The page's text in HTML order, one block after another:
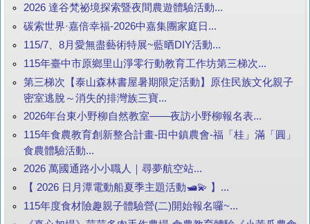
2026 達谷梵祕境探索暨夜間農遊體驗活動...
碳索世界·嘉倍幸福-2026中嘉集團家庭日...
115/7、8月愛無盡藝術特展~藍晒DIY活動...
115年臺中市原鄉里山淨零行動教育工作坊第三梯次...
第三梯次【泰山森林書屋暑期限定活動】原住民族文化親子
密室逃脫～消失的排灣族三寶...
2026年台東小野柳自然教室——夜訪小野柳報名表...
115年食農教育創新整合計畫-田中鎮農會-福「桂」滿「圓」
食農體驗活動...
2026 萬國通路小小職人｜尋夢航空站...
【 2026 日月潭電動船夏季主題活動🛥️💫 】...
115年度食材險趣親子體驗營(二)開始報名囉~...